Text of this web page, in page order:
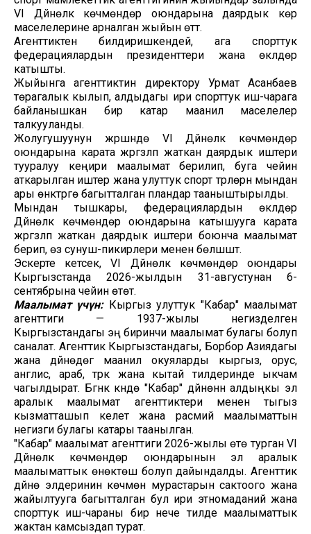
VI Дүйнөлүк көчмөндөр оюндарына даярдык көрүү
маселелерине арналган жыйын өттү.
Агенттиктен билдиришкендей, ага спорттук
федерациялардын президенттери жана өкүлдөрү
катышты.
Жыйынга агенттиктин директору Урмат Асанбаев
төрагалык кылып, алдыдагы ири спорттук иш-чарага
байланышкан бир катар маанилүү маселелер
талкууланды.
Жолугушуунун жүрүшүндө VI Дүйнөлүк көчмөндөр
оюндарына карата жүргүзүлүп жаткан даярдык иштери
тууралуу кеңири маалымат берилип, буга чейин
аткарылган иштер жана улуттук спорт түрлөрүн мындан
ары өнүктүрүүгө багытталган пландар тааныштырылды.
Мындан тышкары, федерациялардын өкүлдөрү
Дүйнөлүк көчмөндөр оюндарына катышууга карата
жүргүзүлүп жаткан даярдык иштери боюнча маалымат
берип, өз сунуш-пикирлери менен бөлүшүштү.
Эскерте кетсек, VI Дүйнөлүк көчмөндөр оюндары
Кыргызстанда 2026-жылдын 31-августунан 6-
сентябрына чейин өтөт.
Маалымат үчүн:Кыргыз улуттук "Кабар" маалымат
агенттиги — 1937-жылы негизделген
Кыргызстандагы эң биринчи маалымат булагы болуп
саналат. Агенттик Кыргызстандагы, Борбор Азиядагы
жана дүйнөдөгү маанилүү окуяларды кыргыз, орус,
англис, араб, түрк жана кытай тилдеринде ыкчам
чагылдырат. Бүгүнкү күндө "Кабар" дүйнөнүн алдыңкы эл
аралык маалымат агенттиктери менен тыгыз
кызматташып келет жана расмий маалыматтын
негизги булагы катары таанылган.
"Кабар" маалымат агенттиги 2026-жылы өтө турган VI
Дүйнөлүк көчмөндөр оюндарынын эл аралык
маалыматтык өнөктөшү болуп дайындалды. Агенттик
дүйнө элдеринин көчмөн мурастарын сактоого жана
жайылтууга багытталган бул ири этномаданий жана
спорттук иш-чараны бир нече тилде маалыматтык
жактан камсыздап турат.